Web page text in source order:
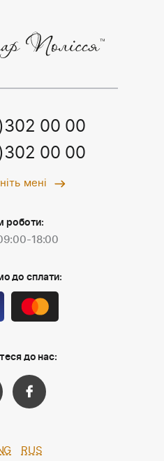
00 00
00 00
мені
роботи:
18:00
до сплати:
до нас:
RUS